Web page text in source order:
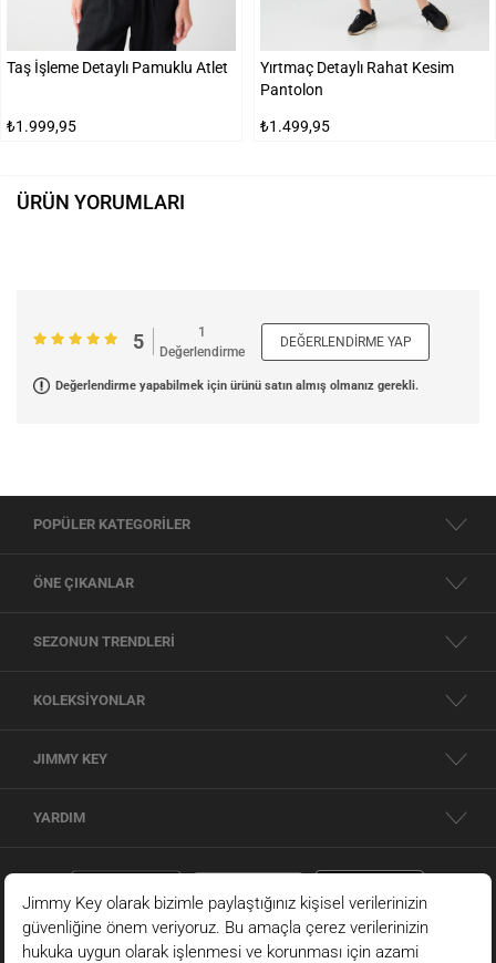
Taş İşleme Detaylı Pamuklu Atlet
₺1.999,95
Yırtmaç Detaylı Rahat Kesim
Pantolon
₺1.499,95
ÜRÜN YORUMLARI
5
1
Değerlendirme
DEĞERLENDIRME YAP
Değerlendirme yapabilmek için ürünü satın almış olmanız gerekli.
POPÜLER KATEGORİLER
ÖNE ÇIKANLAR
SEZONUN TRENDLERİ
KOLEKSİYONLAR
JIMMY KEY
YARDIM